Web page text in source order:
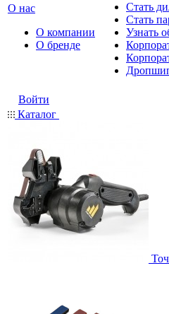
О нас
О компании
О бренде
Стать
Стать
Узнать
Войти
Каталог